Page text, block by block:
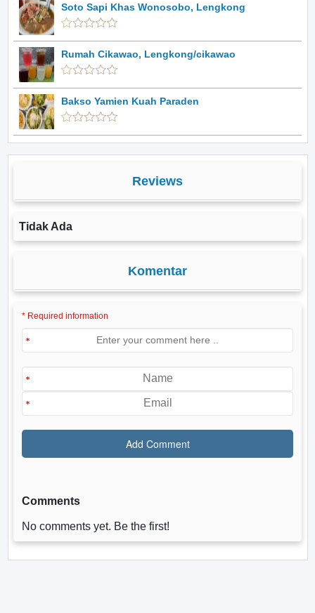
Soto Sapi Khas Wonosobo, Lengkong
Rumah Cikawao, Lengkong/cikawao
Bakso Yamien Kuah Paraden
Reviews
Tidak Ada
Komentar
* Required information
Comments
No comments yet. Be the first!